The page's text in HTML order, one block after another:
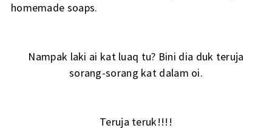
homemade soaps.
Nampak laki ai kat luaq tu? Bini dia duk teruja
sorang-sorang kat dalam oi.
Teruja teruk!!!!